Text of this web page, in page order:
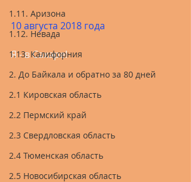
1.11. Аризона
1.12. Невада
1.13. Калифорния
2. До Байкала и обратно за 80 дней
2.1 Кировская область
2.2 Пермский край
2.3 Свердловская область
2.4 Тюменская область
2.5 Новосибирская область
10 августа 2018 года
Я - в Сахаре!